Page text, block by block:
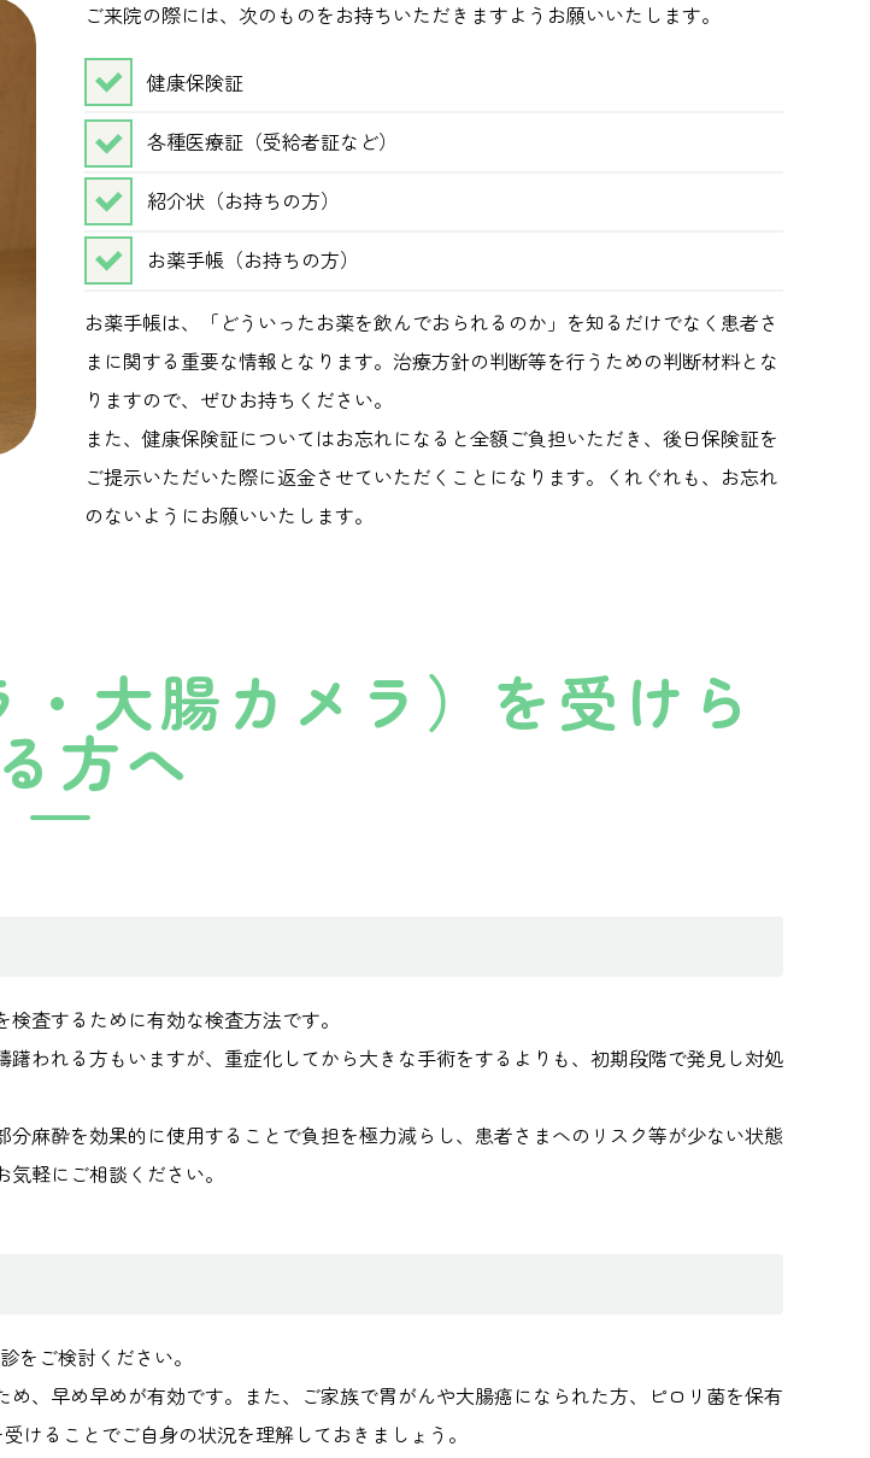
ご来院の際には、次のものをお持ちいただきますようお願いいたします。
健康保険証
各種医療証（受給者証など）
紹介状（お持ちの方）
お薬手帳（お持ちの方）
お薬手帳は、「どういったお薬を飲んでおられるのか」を知るだけでなく患者さ
まに関する重要な情報となります。治療方針の判断等を行うための判断材料とな
りますので、ぜひお持ちください。
また、健康保険証についてはお忘れになると全額ご負担いただき、後日保険証を
ご提示いただいた際に返金させていただくことになります。くれぐれも、お忘れ
のないようにお願いいたします。
大腸カメラ）を受けら
方へ
査するために有効な検査方法です。
われる方もいますが、重症化してから大きな手術をするよりも、初期段階で発見し対処
麻酔を効果的に使用することで負担を極力減らし、患者さまへのリスク等が少ない状態
軽にご相談ください。
をご検討ください。
、早め早めが有効です。また、ご家族で胃がんや大腸癌になられた方、ピロリ菌を保有
けることでご自身の状況を理解しておきましょう。